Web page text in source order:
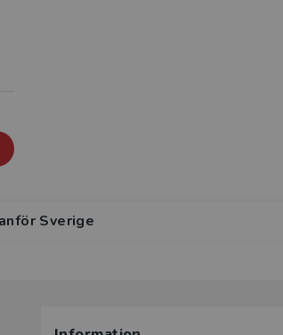
Sverige